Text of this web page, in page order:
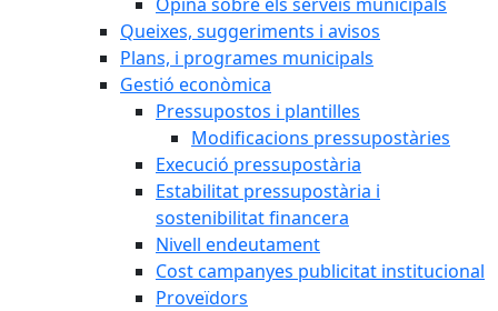
Queixes, suggeriments i avisos
Plans, i programes municipals
Gestió econòmica
Pressupostos i plantilles
Modificacions pressupostàries
Execució pressupostària
Estabilitat pressupostària i
sostenibilitat financera
Nivell endeutament
Cost campanyes publicitat institucional
Proveïdors